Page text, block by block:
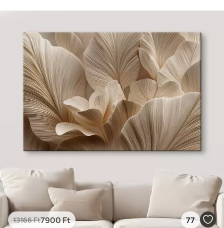
13166Ft7900 Ft 77